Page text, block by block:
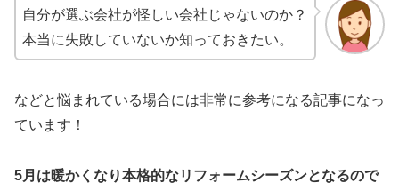
自分が選ぶ会社が怪しい会社じゃないのか？
本当に失敗していないか知っておきたい。
などと悩まれている場合には非常に参考になる記事になっ
ています！
5月は暖かくなり本格的なリフォームシーズンとなるので